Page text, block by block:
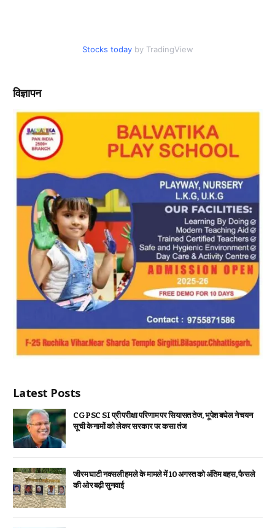
Stocks today by TradingView
विज्ञापन
Latest Posts
CGPSC SI प्री परीक्षा परिणाम पर सियासत तेज, भूपेश बघेल ने चयन
सूची के नामों को लेकर सरकार पर कसा तंज
जीरम घाटी नक्सली हमले के मामले में 10 अगस्त को अंतिम बहस, फैसले
की ओर बढ़ी सुनवाई